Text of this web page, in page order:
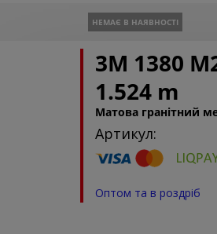
НЕМАЄ В НАЯВНОСТІ
3M 1380
1.524 m
Матова гранітний
Артикул:
Оптом та в роздріб